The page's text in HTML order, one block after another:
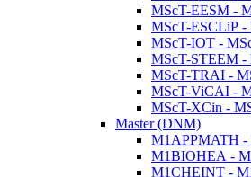
MScT-EESM -
MScT-ESCLiP -
MScT-IOT -
MScT-STEEM -
MScT-TRAI -
MScT-ViCAI -
MScT-XCin -
Master (DNM)
M1APPMATH -
M1BIOHEA -
M1CHEINT -